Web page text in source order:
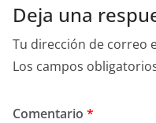
Deja una
Tu dirección de correo
Los campos
Comentario *